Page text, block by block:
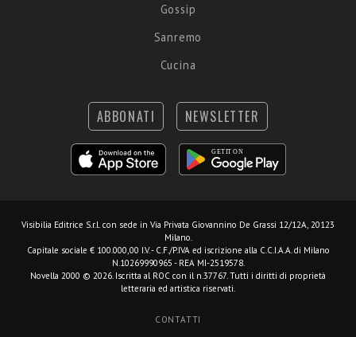
Gossip
Sanremo
Cucina
ABBONATI NEWSLETTER
Visibilia Editrice S.r.l. con sede in Via Privata Giovannino De Grassi 12/12A, 20123
Milano.
Capitale sociale € 100.000,00 I.V. - C.F./P.IVA ed iscrizione alla C.C.I.A.A. di Milano
N.10269990965 - REA MI-2519578.
Novella 2000 © 2026. Iscritta al ROC con il n.37767. Tutti i diritti di proprietà
letteraria ed artistica riservati.
CONTATTI